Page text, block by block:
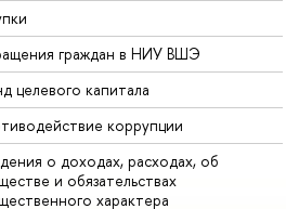
граждан в НИУ ВШЭ
целевого капитала
коррупции
о доходах, расходах, об
и обязательствах
характера